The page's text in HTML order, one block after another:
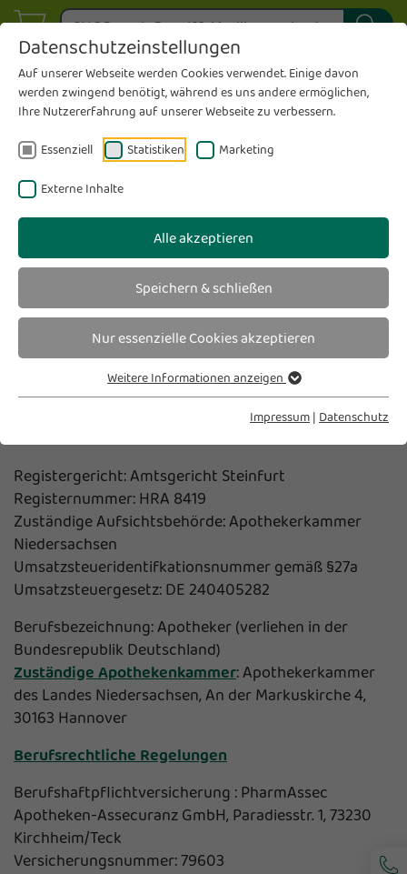
Datenschutzeinstellungen
Auf unserer Webseite werden Cookies verwendet. Einige davon
werden zwingend benötigt, während es uns andere ermöglichen,
Ihre Nutzererfahrung auf unserer Webseite zu verbessern.
Essenziell Statistiken Marketing
Externe Inhalte
Alle akzeptieren
Speichern & schließen
Nur essenzielle Cookies akzeptieren
Weitere Informationen anzeigen
Impressum | Datenschutz
Impressum
wirfürdich Apotheke
Herr Abdellatif Daka e.K.
Martinistraße 23
48268 Greven
Telefon:02571 5038350
E-Mail:
Registergericht: Amtsgericht Steinfurt
Registernummer: HRA 8419
Zuständige Aufsichtsbehörde: Apothekerkammer
Niedersachsen
Umsatzsteueridentifkationsnummer gemäß §27a
Umsatzsteuergesetz: DE 240405282
Berufsbezeichnung: Apotheker (verliehen in der
Bundesrepublik Deutschland)
Zuständige Apothekenkammer: Apothekerkammer
des Landes Niedersachsen, An der Markuskirche 4,
30163 Hannover
Berufsrechtliche Regelungen
Berufshaftpflichtversicherung : PharmAssec
Apotheken-Assecuranz GmbH, Paradiesstr. 1, 73230
Kirchheim/Teck
Versicherungsnummer: 79603